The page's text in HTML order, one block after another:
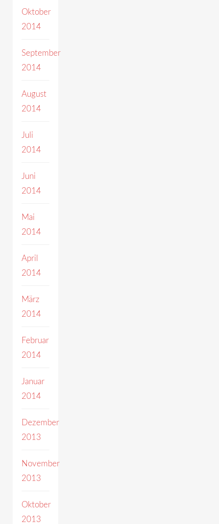
Oktober
2014
September
2014
August
2014
Juli
2014
Juni
2014
Mai
2014
April
2014
März
2014
Februar
2014
Januar
2014
Dezember
2013
November
2013
Oktober
2013